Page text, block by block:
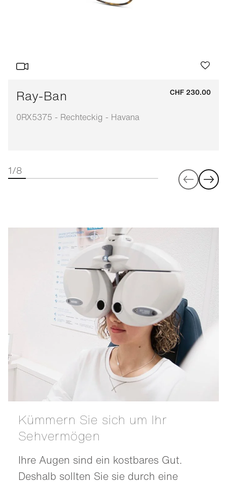
Ray-Ban
0RX5375 - Rechteckig - Havana
CHF 230.00
1/8
Kümmern Sie sich um Ihr
Sehvermögen
Ihre Augen sind ein kostbares Gut.
Deshalb sollten Sie sie durch eine